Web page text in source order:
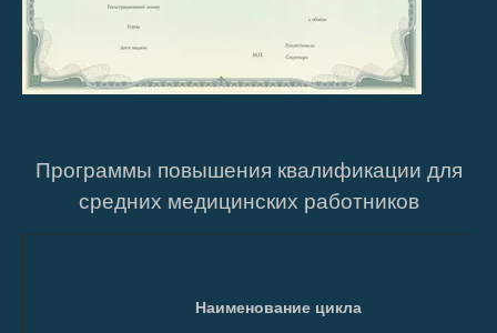
Программы повышения квалификации для
средних медицинских работников
Наименование цикла